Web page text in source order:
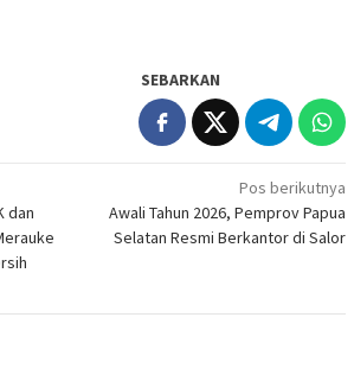
SEBARKAN
dan
Pos berikutnya
Awali Tahun 2026, Pemprov Papua
Selatan Resmi Berkantor di Salor